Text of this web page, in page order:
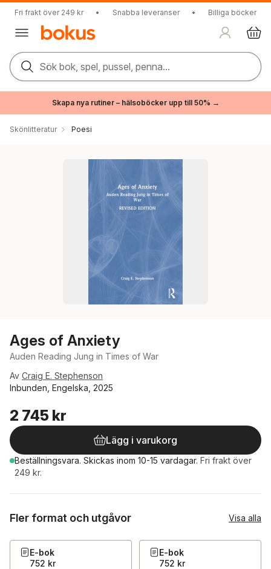
Fri frakt över 249 kr • Snabba leveranser • Billiga böcker
Sök bok, spel, pussel, penna...
Skapa nya rutiner – hälsoböcker upp till 50% →
Skönlitteratur Poesi
Ages of Anxiety
Auden Reading Jung in Times of War
Av Craig E. Stephenson
Inbunden, Engelska, 2025
2 745 kr
Lägg i varukorg
Beställningsvara. Skickas inom 10-15 vardagar. Fri frakt över
249 kr.
Fler format och utgåvor Visa alla
E-bok
752 kr
E-bok
752 kr